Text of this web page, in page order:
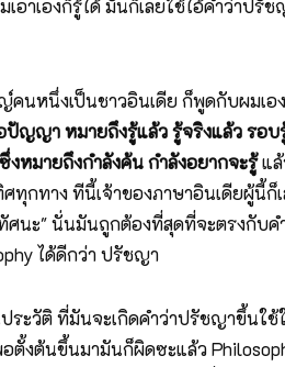
อาเองก็รู้ได้ มันก็เลยใช้ไอ้คำว่าปรั
นหนึ่งเป็นชาวอินเดีย ก็พูดกับผมเอ
ญญา หมายถึงรู้แล้ว รู้จริงแล้ว รอบ
งหมายถึงกำลังค้น กำลังอยากจะรู้แล้
ทุกทาง ทีนี้เจ้าของภาษาอินเดียผู้นี้ก็
ศนะ" นั่นมันถูกต้องที่สุดที่จะตรงกับ
ได้ดีกว่า ปรัชญา
ระวัติ ที่มันจะเกิดคำว่าปรัชญาขึ้นใช้
ตั้งต้นขึ้นมามันก็ผิดซะแล้ว